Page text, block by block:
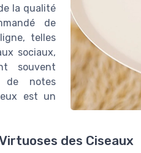
la qualité
de
telles
sociaux,
souvent
de notes
est un
des Ciseaux